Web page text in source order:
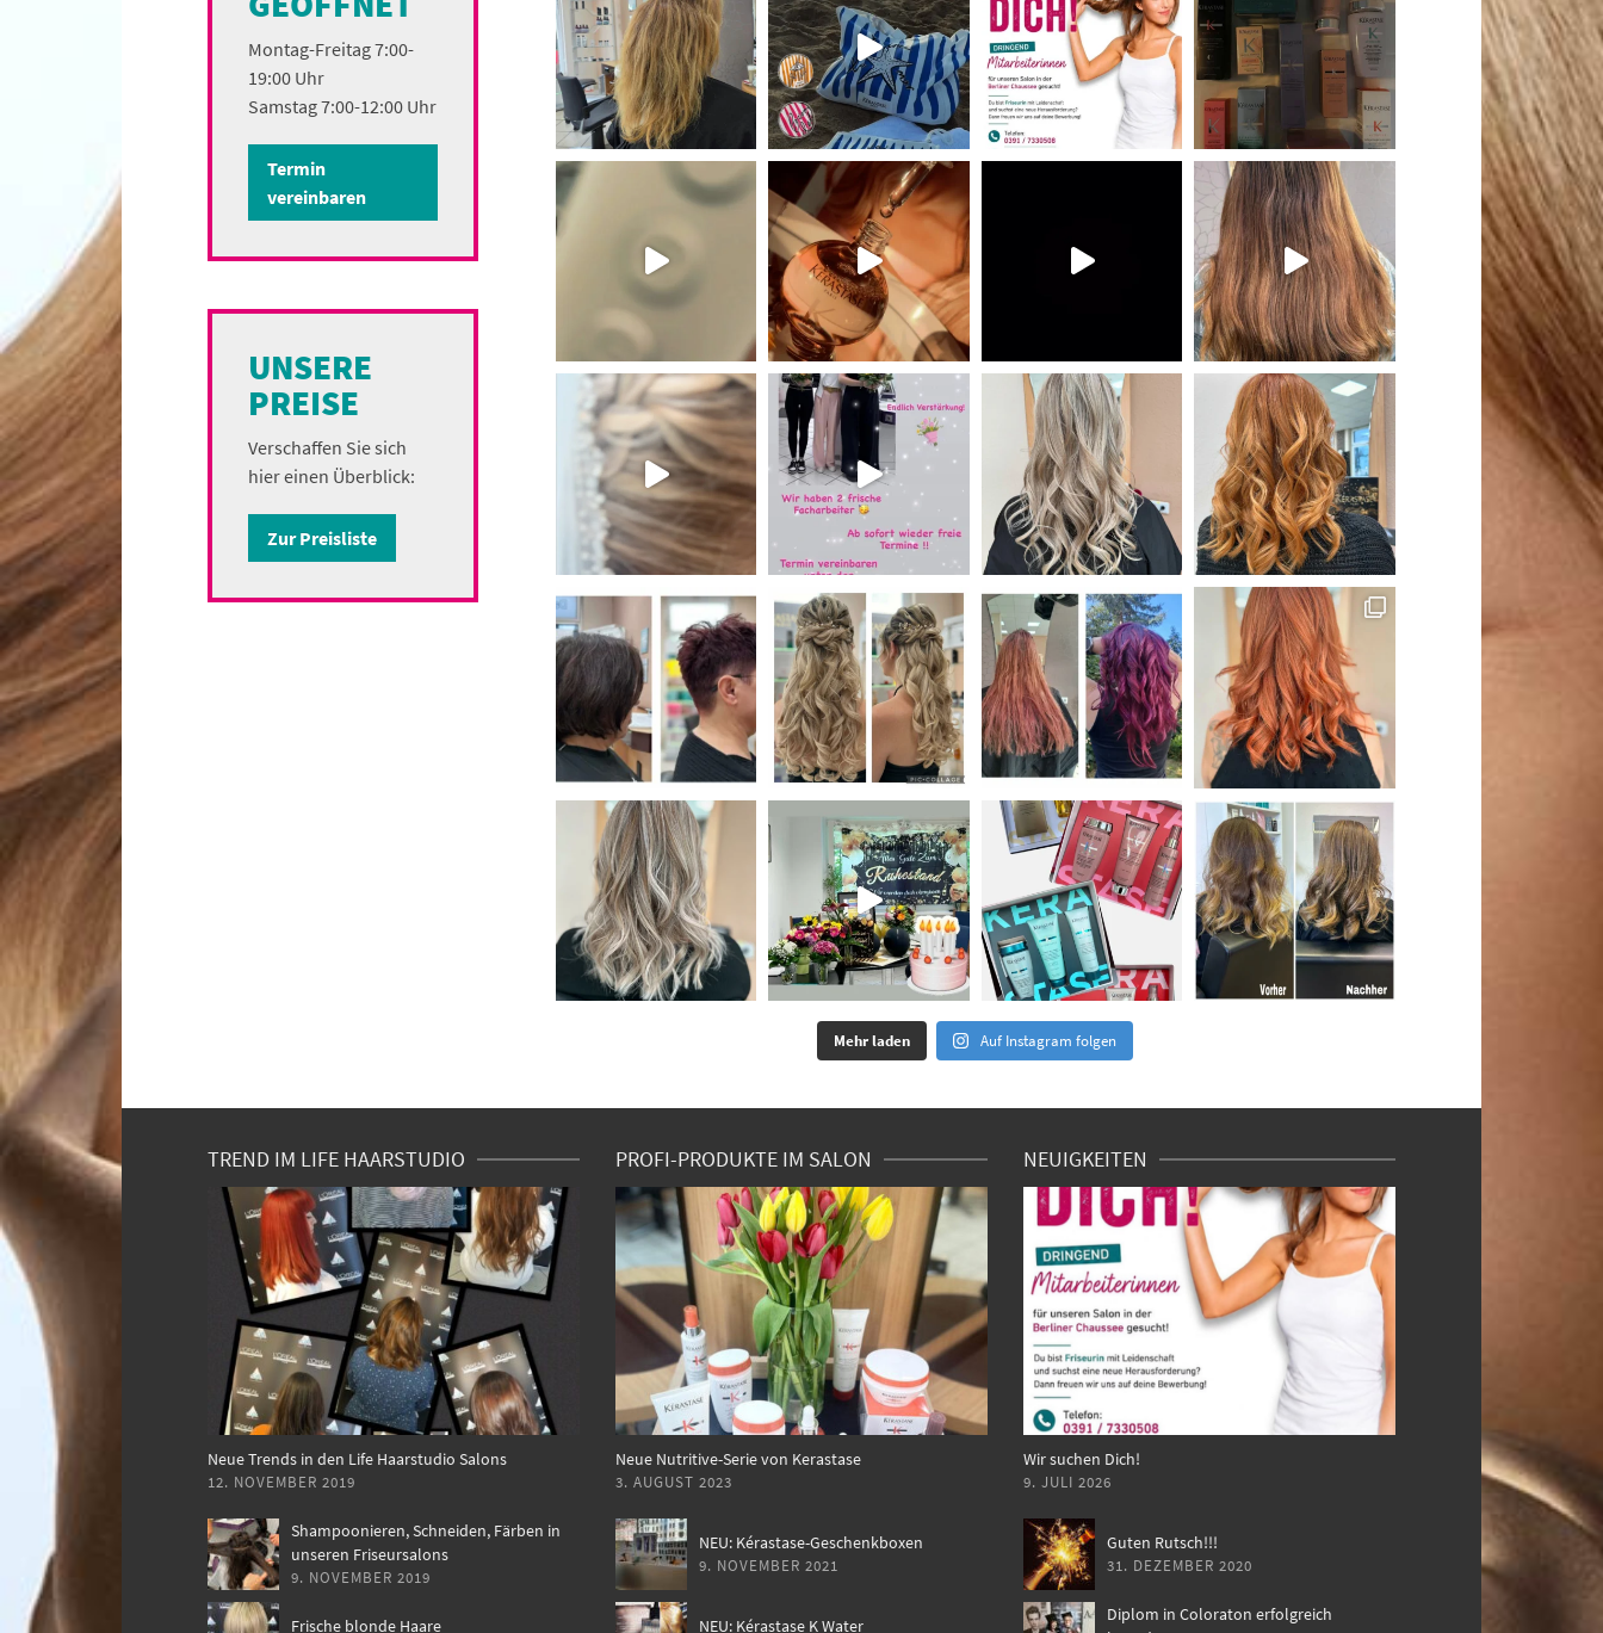
Mehr laden Auf Instagram folgen
Montag-Freitag 7:00-
19:00 Uhr
Samstag 7:00-12:00 Uhr
Termin
vereinbaren
UNSERE
PREISE
Verschaffen Sie sich
hier einen Überblick:
Zur Preisliste
TREND IM LIFE HAARSTUDIO
Neue Trends in den Life Haarstudio Salons
12. NOVEMBER 2019
Shampoonieren, Schneiden, Färben in
unseren Friseursalons
9. NOVEMBER 2019
Frische blonde Haare
PROFI-PRODUKTE IM SALON
Neue Nutritive-Serie von Kerastase
3. AUGUST 2023
NEU: Kérastase-Geschenkboxen
9. NOVEMBER 2021
NEU: Kérastase K Water
NEUIGKEITEN
Wir suchen Dich!
9. JULI 2026
Guten Rutsch!!!
31. DEZEMBER 2020
Diplom in Coloraton erfolgreich